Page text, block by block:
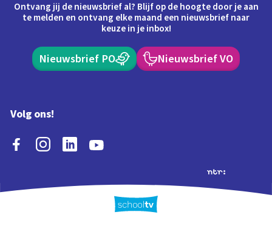
Ontvang jij de nieuwsbrief al? Blijf op de hoogte door je aan
te melden en ontvang elke maand een nieuwsbrief naar
keuze in je inbox!
Nieuwsbrief PO Nieuwsbrief VO
Volg ons!